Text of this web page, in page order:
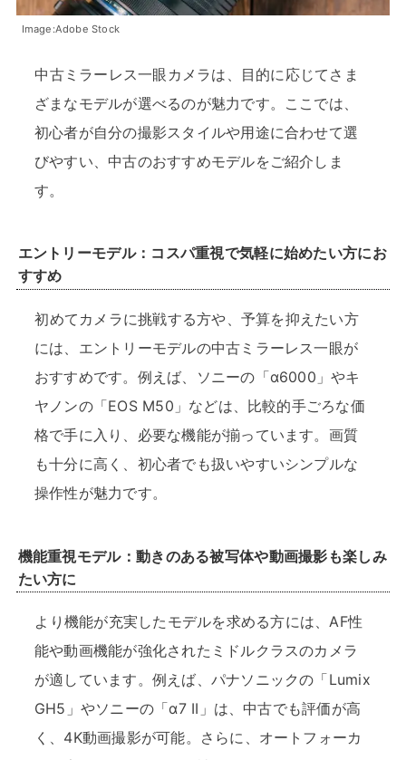
Image:Adobe Stock
中古ミラーレス一眼カメラは、目的に応じてさま
ざまなモデルが選べるのが魅力です。ここでは、
初心者が自分の撮影スタイルや用途に合わせて選
びやすい、中古のおすすめモデルをご紹介しま
す。
エントリーモデル：コスパ重視で気軽に始めたい方にお
すすめ
初めてカメラに挑戦する方や、予算を抑えたい方
には、エントリーモデルの中古ミラーレス一眼が
おすすめです。例えば、ソニーの「α6000」やキ
ヤノンの「EOS M50」などは、比較的手ごろな価
格で手に入り、必要な機能が揃っています。画質
も十分に高く、初心者でも扱いやすいシンプルな
操作性が魅力です。
機能重視モデル：動きのある被写体や動画撮影も楽しみ
たい方に
より機能が充実したモデルを求める方には、AF性
能や動画機能が強化されたミドルクラスのカメラ
が適しています。例えば、パナソニックの「Lumix
GH5」やソニーの「α7 II」は、中古でも評価が高
く、4K動画撮影が可能。さらに、オートフォーカ